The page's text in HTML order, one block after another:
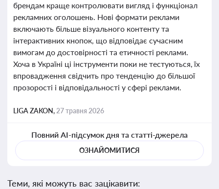
брендам краще контролювати вигляд і функціонал
рекламних оголошень. Нові формати реклами
включають більше візуального контенту та
інтерактивних кнопок, що відповідає сучасним
вимогам до достовірності та етичності реклами.
Хоча в Україні ці інструменти поки не тестуються, їх
впровадження свідчить про тенденцію до більшої
прозорості і відповідальності у сфері реклами.
LIGA ZAKON, 27 травня 2026
Повний AI-підсумок дня та статті-джерела
ОЗНАЙОМИТИСЯ
Теми, які можуть вас зацікавити: